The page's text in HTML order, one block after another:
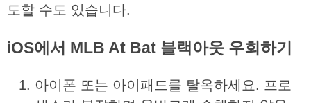
도할 수도 있습니다.
iOS에서 MLB At Bat 블랙아웃 우회하기
아이폰 또는 아이패드를 탈옥하세요. 프로